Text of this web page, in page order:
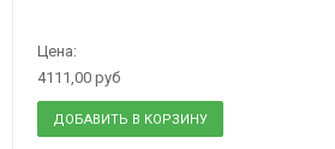
Цена:
4111,00 руб